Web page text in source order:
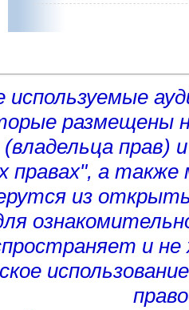
используемые
размещены
прав)
правах", а
из
и